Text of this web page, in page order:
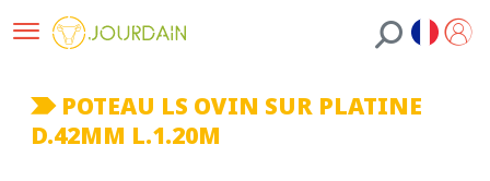
POTEAU LS OVIN SUR PLATINE
D.42MM L.1.20M